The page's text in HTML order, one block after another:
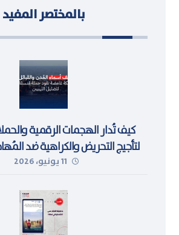
بالمختصر المفيد
كيف تُدار الهجمات الرقمية
لتأجيج التحريض والكراهية ضد
اللجوء في ليبيا
11 يونيو، 2026